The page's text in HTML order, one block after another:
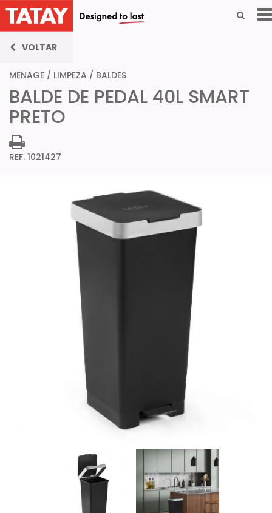
VOLTAR
MENAGE / LIMPEZA / BALDES
BALDE DE PEDAL 40L SMART
PRETO
REF. 1021427